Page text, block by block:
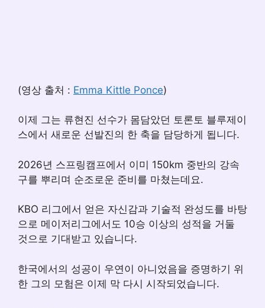
(영상 출처 : Emma Kittle Ponce)
이제 그는 류현진 선수가 몸담았던 토론토 블루제이
스에서 새로운 선발진의 한 축을 담당하게 됩니다.
2026년 스프링캠프에서 이미 150km 중반의 강속
구를 뿌리며 순조로운 준비를 마쳤는데요.
KBO 리그에서 얻은 자신감과 기술적 완성도를 바탕
으로 메이저리그에서도 10승 이상의 성적을 거둘
것으로 기대받고 있습니다.
한국에서의 성공이 우연이 아니었음을 증명하기 위
한 그의 모험은 이제 막 다시 시작되었습니다.